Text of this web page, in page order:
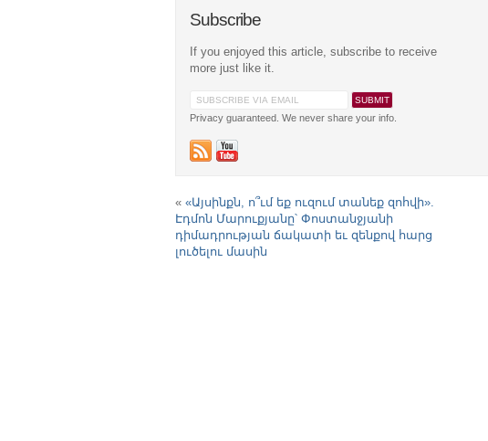
Subscribe
If you enjoyed this article, subscribe to receive
more just like it.
Privacy guaranteed. We never share your info.
« «Այսինքն, ո՞ւմ եք ուզում տանեք զոհվի».
Էդմոն Մարուքյանը՝ Փոստանջյանի
դիմադրության ճակատի եւ զենքով հարց
լուծելու մասին